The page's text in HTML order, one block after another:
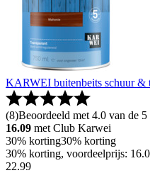
KARWEI buitenbeits schuur &
(8)Beoordeeld met 4.0 van de
16.09 met Club Karwei
30% korting30% korting
30% korting, voordeelprijs:
22.99